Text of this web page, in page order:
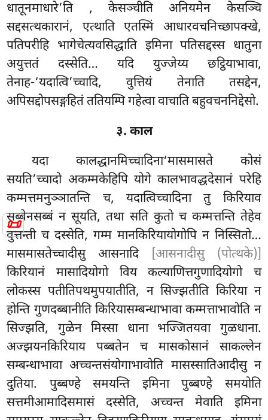
📜
धातूनमाधारे’ति , केसञ्चीति अनियमेन केसञ्चि
सद्दसत्थकारानं, एत्थाति एतस्मिं आधारवचनिच्छापक्खे,
पतिपरीहि भागेचेत्यवसिद्धाति इमिना पतिसद्दस्स धातुना
अयुत्ततं दस्सेति… यदि युज्जेय्य छट्ठियाभावा,
तेनाह-‘यदात्वि’च्चादि, वुत्तियं तेनाति तसद्देन,
अपिसद्दोपसङ्गहितं ततियम्पि गहेत्वा वाचाति बहुवचननिद्देसो.
३. काल
यदा कालद्धानमिच्चादिना‘मासमासते कोसं
सयति’च्चादो अकम्मकेहिपि योगे कालभावद्धदेसानं परेहि
कम्मत्तमनुञ्ञातन्ति च, यदात्विच्चादिना तु किरियाव
सब्बेनसब्बं न सूयति, तथा सति कुतो च कम्मत्तन्ति तेहेव
वुत्तन्ती च दस्सेति, गम्म मानकिरियायोगोपि न निस्सितो…
मासमासतेच्चादीसु आसनादि
[आसनादीसु (पोत्थके)]
किरियानं मासादियोगो विय कल्याणित्तगुणादियोगो च
लोकस्स पतीतिपथमुपयातीति, न सिज्झतीति किरिया न
होन्ति गुणदब्बानीति किरियासम्बन्धाभावा कम्मत्ताभावोति न
सिज्झति, गुळेन मिस्सा धाना भज्जितयवा गुळधाना.
अज्झयनकिरियाय पब्बतेन च मासकोसानं साकल्लेन
सम्बन्धाभावा अच्चन्तसंयोगाभावोति मासस्सातिआदीसु न
दुतिया. पुब्बण्हे समयन्ति इमिना पुब्बण्हे समयोति
सत्तमीआमादिसमासं दस्सेति, अच्चन्त मेवाति इमिना